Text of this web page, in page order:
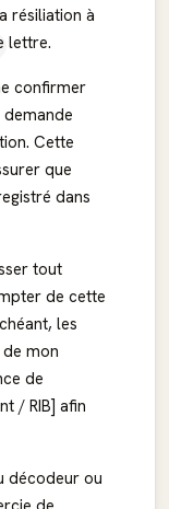
résiliation à
lettre.
confirmer
Cette
que
dans
tout
de cette
les
mon
de
/ RIB] afin
décodeur ou